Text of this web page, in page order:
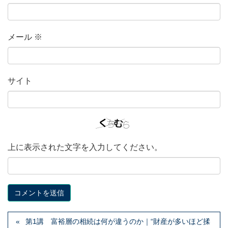
メール ※
サイト
上に表示された文字を入力してください。
第1講 富裕層の相続は何が違うのか｜“財産が多いほど揉